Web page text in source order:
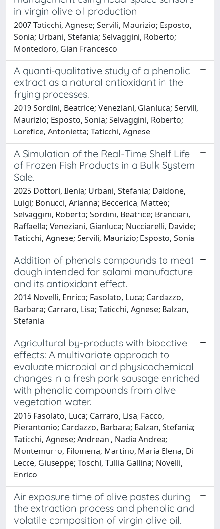
in virgin olive oil production.
2007 Taticchi, Agnese; Servili, Maurizio; Esposto,
Sonia; Urbani, Stefania; Selvaggini, Roberto;
Montedoro, Gian Francesco
A quanti-qualitative study of a phenolic
extract as a natural antioxidant in the
frying processes.
2019 Sordini, Beatrice; Veneziani, Gianluca; Servili,
Maurizio; Esposto, Sonia; Selvaggini, Roberto;
Lorefice, Antonietta; Taticchi, Agnese
A Simulation of the Real-Time Shelf Life
of Frozen Fish Products in a Bulk System
Sale.
2025 Dottori, Ilenia; Urbani, Stefania; Daidone,
Luigi; Bonucci, Arianna; Beccerica, Matteo;
Selvaggini, Roberto; Sordini, Beatrice; Branciari,
Raffaella; Veneziani, Gianluca; Nucciarelli, Davide;
Taticchi, Agnese; Servili, Maurizio; Esposto, Sonia
Addition of phenols compounds to meat
dough intended for salami manufacture
and its antioxidant effect.
2014 Novelli, Enrico; Fasolato, Luca; Cardazzo,
Barbara; Carraro, Lisa; Taticchi, Agnese; Balzan,
Stefania
Agricultural by-products with bioactive
effects: A multivariate approach to
evaluate microbial and physicochemical
changes in a fresh pork sausage enriched
with phenolic compounds from olive
vegetation water.
2016 Fasolato, Luca; Carraro, Lisa; Facco,
Pierantonio; Cardazzo, Barbara; Balzan, Stefania;
Taticchi, Agnese; Andreani, Nadia Andrea;
Montemurro, Filomena; Martino, Maria Elena; Di
Lecce, Giuseppe; Toschi, Tullia Gallina; Novelli,
Enrico
Air exposure time of olive pastes during
the extraction process and phenolic and
volatile composition of virgin olive oil.